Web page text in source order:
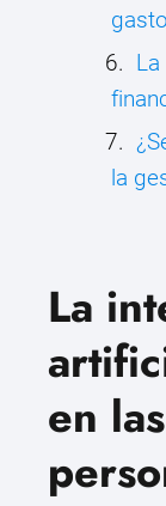
la
La
en